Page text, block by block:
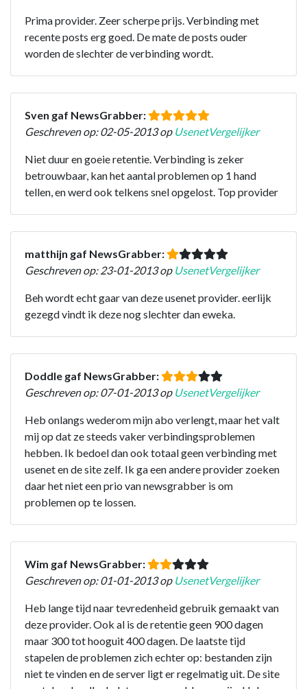
Prima provider. Zeer scherpe prijs. Verbinding met
recente posts erg goed. De mate de posts ouder
worden de slechter de verbinding wordt.
Sven gaf NewsGrabber:
Geschreven op: 02-05-2013 op UsenetVergelijker
Niet duur en goeie retentie. Verbinding is zeker
betrouwbaar, kan het aantal problemen op 1 hand
tellen, en werd ook telkens snel opgelost. Top provider
matthijn gaf NewsGrabber:
Geschreven op: 23-01-2013 op UsenetVergelijker
Beh wordt echt gaar van deze usenet provider. eerlijk
gezegd vindt ik deze nog slechter dan eweka.
Doddle gaf NewsGrabber:
Geschreven op: 07-01-2013 op UsenetVergelijker
Heb onlangs wederom mijn abo verlengt, maar het valt
mij op dat ze steeds vaker verbindingsproblemen
hebben. Ik bedoel dan ook totaal geen verbinding met
usenet en de site zelf. Ik ga een andere provider zoeken
daar het niet een prio van newsgrabber is om
problemen op te lossen.
Wim gaf NewsGrabber:
Geschreven op: 01-01-2013 op UsenetVergelijker
Heb lange tijd naar tevredenheid gebruik gemaakt van
deze provider. Ook al is de retentie geen 900 dagen
maar 300 tot hooguit 400 dagen. De laatste tijd
stapelen de problemen zich echter op: bestanden zijn
niet te vinden en de server ligt er regelmatig uit. De site